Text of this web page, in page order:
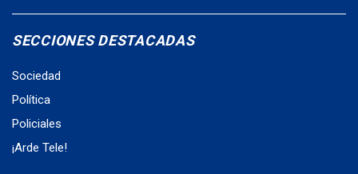
SECCIONES DESTACADAS
Sociedad
Política
Policiales
¡Arde Tele!